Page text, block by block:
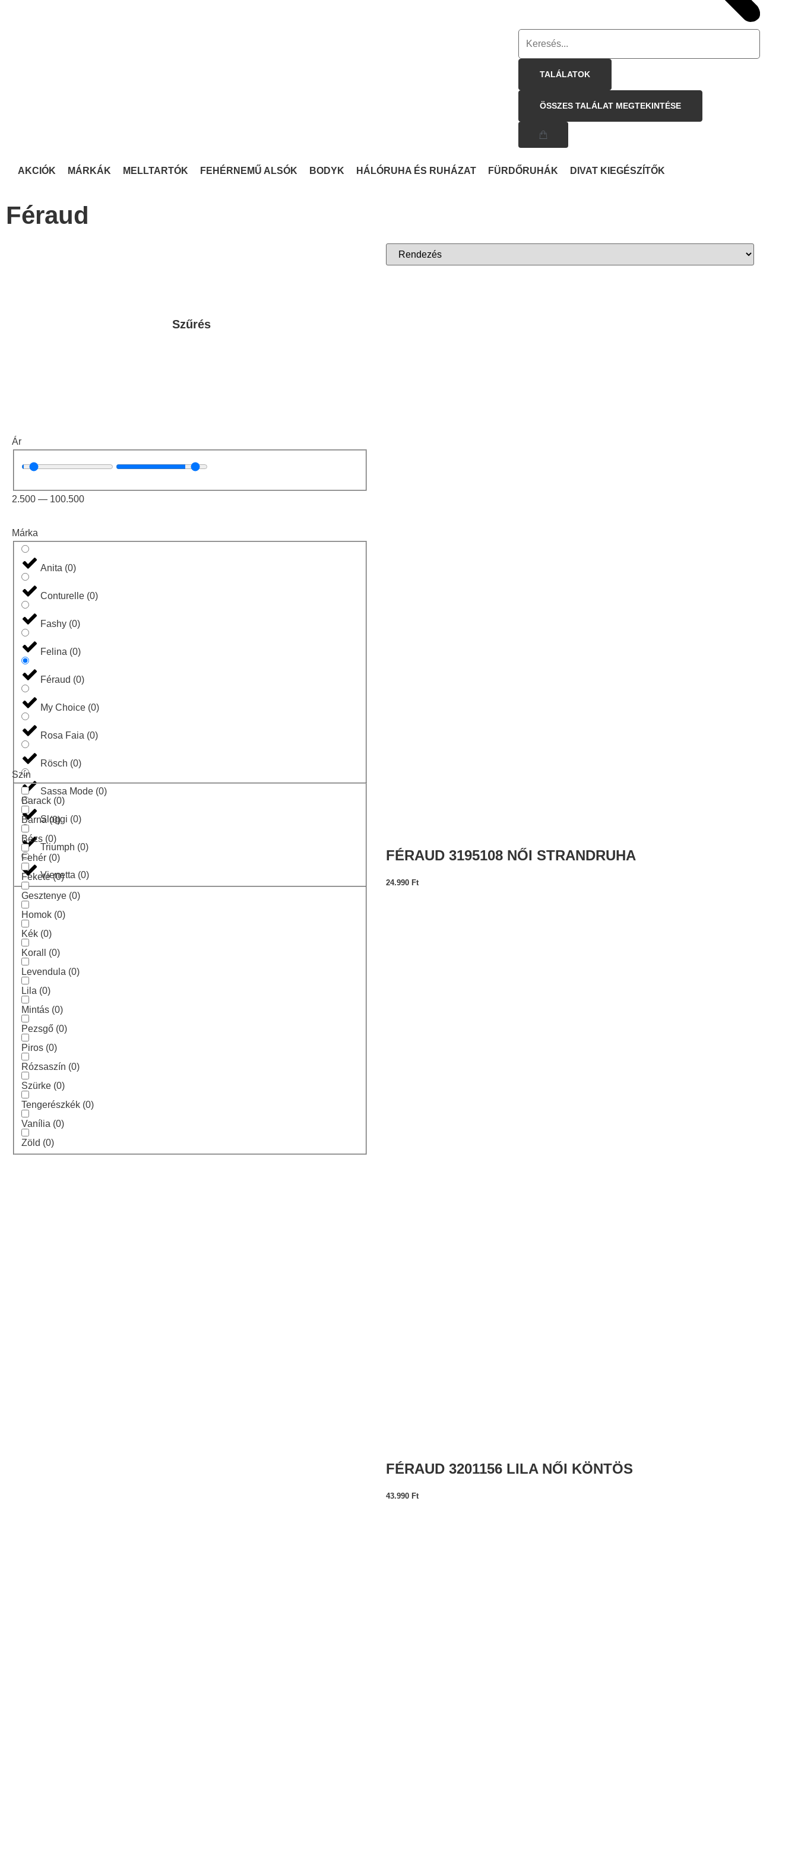
TALÁLATOK
ÖSSZES TALÁLAT MEGTEKINTÉSE
AKCIÓK MÁRKÁK MELLTARTÓK FEHÉRNEMŰ ALSÓK BODYK HÁLÓRUHA ÉS RUHÁZAT FÜRDŐRUHÁK DIVAT KIEGÉSZÍTŐK
Féraud
Szűrés
Ár
2.500 — 100.500
Márka
Anita (0)
Conturelle (0)
Fashy (0)
Felina (0)
Féraud (0)
My Choice (0)
Rosa Faia (0)
Rösch (0)
Sassa Mode (0)
Sloggi (0)
Triumph (0)
Vienetta (0)
Szín
Barack (0)
Barna (0)
Bézs (0)
Fehér (0)
Fekete(0)
Gesztenye (0)
Homok (0)
Kék (0)
Korall (0)
Levendula (0)
Lila (0)
Mintás (0)
Pezsgő (0)
Piros (0)
Rózsaszín (0)
Szürke (0)
Tengerészkék (0)
Vanília (0)
Zöld (0)
FÉRAUD 3195108 NŐI STRANDRUHA
24.990 Ft
FÉRAUD 3201156 LILA NŐI KÖNTÖS
43.990 Ft